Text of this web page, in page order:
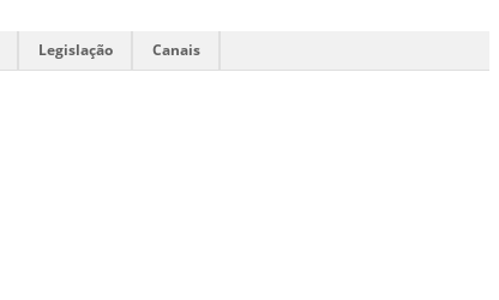
Legislação Canais